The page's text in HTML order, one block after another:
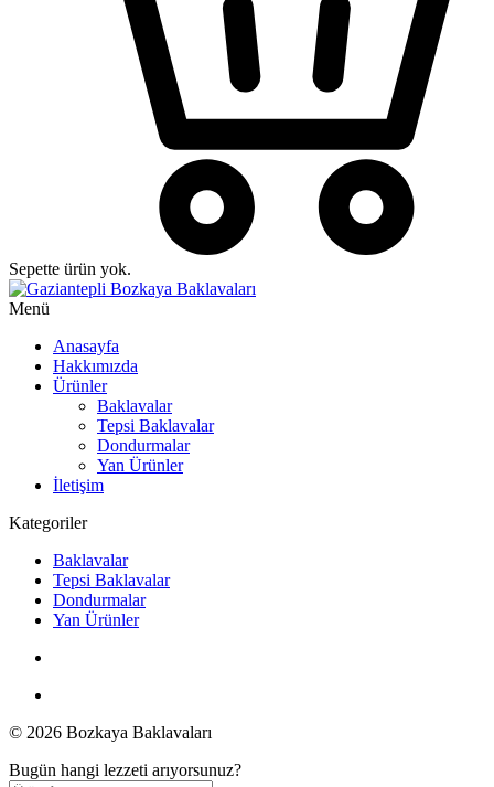
Sepette ürün yok.
Menü
Anasayfa
Hakkımızda
Ürünler
Baklavalar
Tepsi Baklavalar
Dondurmalar
Yan Ürünler
İletişim
Kategoriler
Baklavalar
Tepsi Baklavalar
Dondurmalar
Yan Ürünler
© 2026 Bozkaya Baklavaları
Bugün hangi lezzeti arıyorsunuz?